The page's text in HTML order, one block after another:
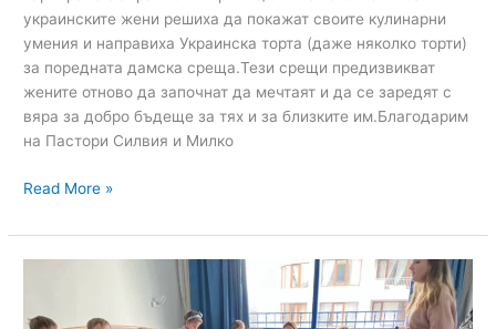
украинските жени решиха да покажат своите кулинарни
умения и направиха Украинска торта (даже няколко торти)
за поредната дамска среща.Тези срещи предизвикват
жените отново да започнат да мечтаят и да се заредят с
вяра за добро бъдеще за тях и за близките им.Благодарим
на Пастори Силвия и Милко
Read More »
децата